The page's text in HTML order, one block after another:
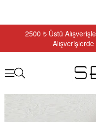
2500 ₺ Üstü